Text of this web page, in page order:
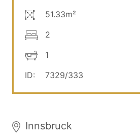
51.33m²
2
1
ID:
7329/333
Innsbruck